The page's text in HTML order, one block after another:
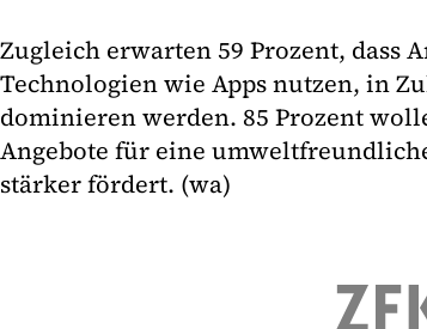
Zugleich erwarten 59 Prozent, dass
Technologien wie Apps nutzen, in
dominieren werden. 85 Prozent
Angebote für eine
stärker fördert. (wa)